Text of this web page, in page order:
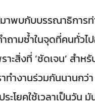
าพบกับบรรณาธิการ
ามซ้ำในจุดที่คนทั่วไ
สิ่งที่ ‘ชัดเจน’ สำห
ำงานร่วมกันนานก
ะโยคใช้เวลาเป็นวั